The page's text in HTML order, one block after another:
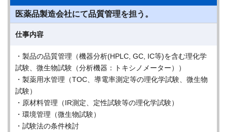
医薬品製造会社にて品質管理を担う。
仕事内容
・製品の品質管理（機器分析(HPLC, GC, IC等)を含む理化学
試験、微生物試験（分析機器：トキシノメーター））
・製薬用水管理（TOC、導電率測定等の理化学試験、微生物
試験）
・原材料管理（IR測定、定性試験等の理化学試験）
・環境管理（微生物試験）
・試験法の条件検討